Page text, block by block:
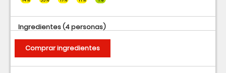
Ingredientes(4 personas)
Comprar ingredientes